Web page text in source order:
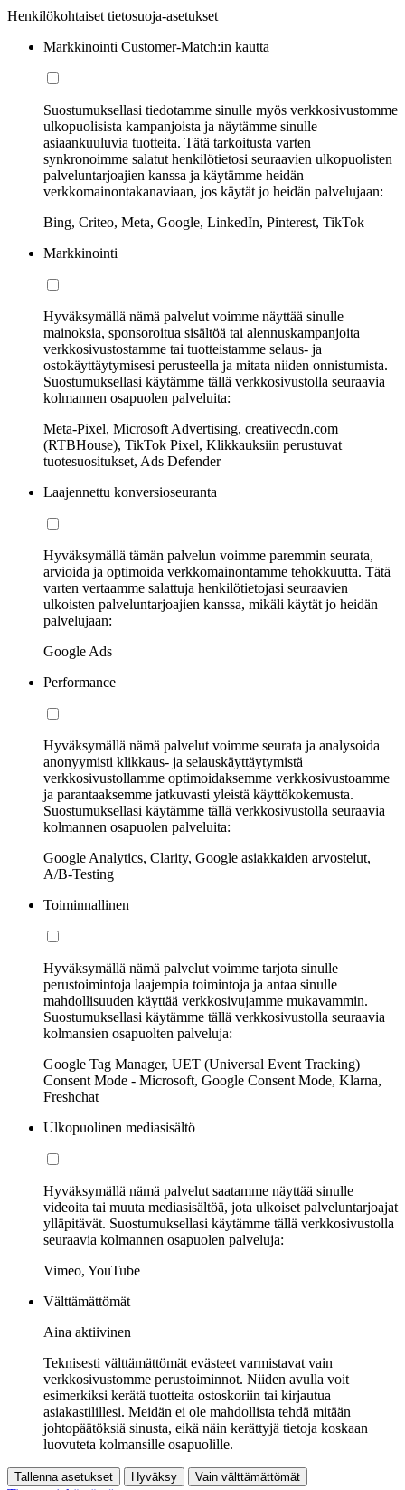
Henkilökohtaiset tietosuoja-asetukset
Markkinointi Customer-Match:in kautta
Suostumuksellasi tiedotamme sinulle myös verkkosivustomme
ulkopuolisista kampanjoista ja näytämme sinulle
asiaankuuluvia tuotteita. Tätä tarkoitusta varten
synkronoimme salatut henkilötietosi seuraavien ulkopuolisten
palveluntarjoajien kanssa ja käytämme heidän
verkkomainontakanaviaan, jos käytät jo heidän palvelujaan:
Bing, Criteo, Meta, Google, LinkedIn, Pinterest, TikTok
Markkinointi
Hyväksymällä nämä palvelut voimme näyttää sinulle
mainoksia, sponsoroitua sisältöä tai alennuskampanjoita
verkkosivustostamme tai tuotteistamme selaus- ja
ostokäyttäytymisesi perusteella ja mitata niiden onnistumista.
Suostumuksellasi käytämme tällä verkkosivustolla seuraavia
kolmannen osapuolen palveluita:
Meta-Pixel, Microsoft Advertising, creativecdn.com
(RTBHouse), TikTok Pixel, Klikkauksiin perustuvat
tuotesuositukset, Ads Defender
Laajennettu konversioseuranta
Hyväksymällä tämän palvelun voimme paremmin seurata,
arvioida ja optimoida verkkomainontamme tehokkuutta. Tätä
varten vertaamme salattuja henkilötietojasi seuraavien
ulkoisten palveluntarjoajien kanssa, mikäli käytät jo heidän
palvelujaan:
Google Ads
Performance
Hyväksymällä nämä palvelut voimme seurata ja analysoida
anonyymisti klikkaus- ja selauskäyttäytymistä
verkkosivustollamme optimoidaksemme verkkosivustoamme
ja parantaaksemme jatkuvasti yleistä käyttökokemusta.
Suostumuksellasi käytämme tällä verkkosivustolla seuraavia
kolmannen osapuolen palveluita:
Google Analytics, Clarity, Google asiakkaiden arvostelut,
A/B-Testing
Toiminnallinen
Hyväksymällä nämä palvelut voimme tarjota sinulle
perustoimintoja laajempia toimintoja ja antaa sinulle
mahdollisuuden käyttää verkkosivujamme mukavammin.
Suostumuksellasi käytämme tällä verkkosivustolla seuraavia
kolmansien osapuolten palveluja:
Google Tag Manager, UET (Universal Event Tracking)
Consent Mode - Microsoft, Google Consent Mode, Klarna,
Freshchat
Ulkopuolinen mediasisältö
Hyväksymällä nämä palvelut saatamme näyttää sinulle
videoita tai muuta mediasisältöä, jota ulkoiset palveluntarjoajat
ylläpitävät. Suostumuksellasi käytämme tällä verkkosivustolla
seuraavia kolmannen osapuolen palveluja:
Vimeo, YouTube
Välttämättömät
Aina aktiivinen
Teknisesti välttämättömät evästeet varmistavat vain
verkkosivustomme perustoiminnot. Niiden avulla voit
esimerkiksi kerätä tuotteita ostoskoriin tai kirjautua
asiakastilillesi. Meidän ei ole mahdollista tehdä mitään
johtopäätöksiä sinusta, eikä näin kerättyjä tietoja koskaan
luovuteta kolmansille osapuolille.
Tallenna asetukset Hyväksy Vain välttämättömät